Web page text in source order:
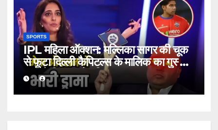
SPORTS
IPL महिला ऑक्शन: मल्लिका सागर की चूक
से फूटा दिल्ली कैपिटल्स के मालिक का गुस्सा,
हाथ से निकला मैच विनर!